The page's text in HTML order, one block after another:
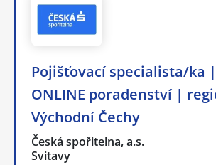
Pojišťovací specialista/ka |
ONLINE poradenství |
Východní Čechy
Česká spořitelna, a.s.
Svitavy